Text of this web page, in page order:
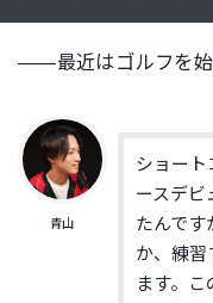
——最近はゴルフを始
青山
ショート
ースデビ
たんです
か、練習
ます。